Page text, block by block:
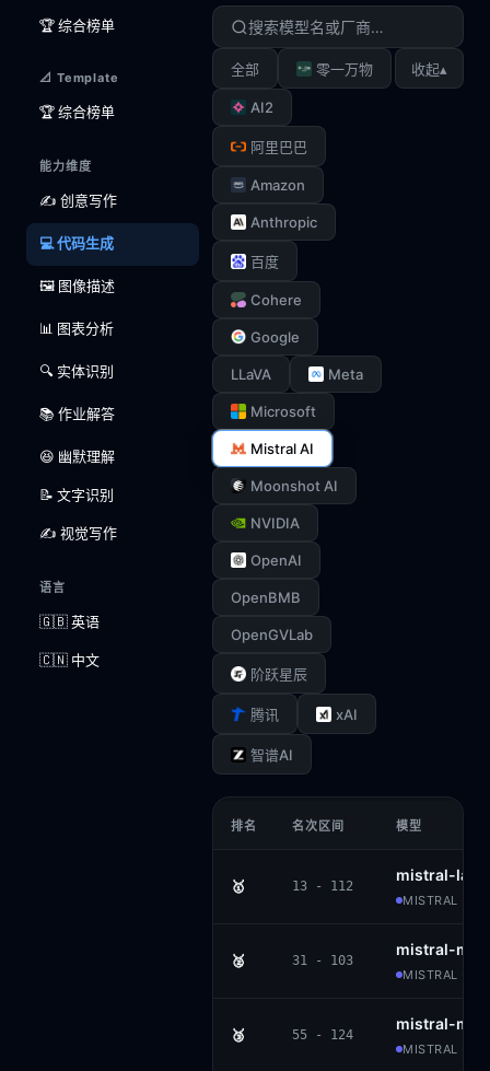
🏆 综合榜单
📐 Template
🏆 综合榜单
能力维度
✍️ 创意写作
💻 代码生成
🖼️ 图像描述
📊 图表分析
🔍 实体识别
📚 作业解答
😆 幽默理解
📝 文字识别
✍️ 视觉写作
语言
🇬🇧 英语
🇨🇳 中文
全部 零一万物
AI2
阿里巴巴
Amazon
Anthropic
百度
Cohere
Google
LLaVA Meta
Microsoft
Mistral AI
Moonshot AI
NVIDIA
OpenAI
OpenBMB
OpenGVLab
阶跃星辰
腾讯 xAI
智谱AI
收起▴
排名 名次区间 模型
🥇 13 - 112
mistral-
MISTRAL ·
🥈 31 - 103
mistral-
MISTRAL ·
🥉 55 - 124
mistral-
MISTRAL ·